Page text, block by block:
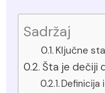
Sadržaj
Ključne
Šta je dečiji
Definicija